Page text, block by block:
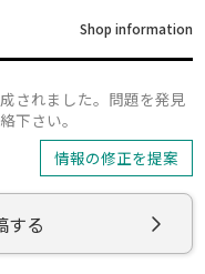
Shop information
されました。問題を発見
下さい。
情報の修正を提案
する